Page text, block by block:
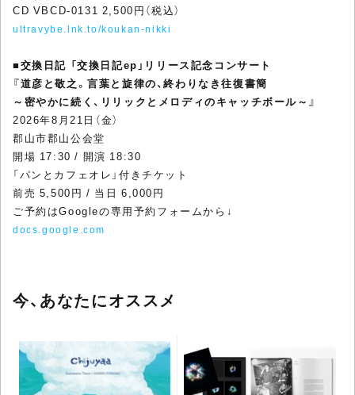
CD VBCD-0131 2,500円（税込）
ultravybe.lnk.to/koukan-nikki
■交換日記 「交換日記ep」リリース記念コンサート
『道彦と敬之。言葉と旋律の、終わりなき往復書簡
～密やかに続く、リリックとメロディのキャッチボール～』
2026年8月21日（金）
郡山市郡山公会堂
開場 17:30 / 開演 18:30
「パンとカフェオレ」付きチケット
前売 5,500円 / 当日 6,000円
ご予約はGoogleの専用予約フォームから↓
docs.google.com
今、あなたにオススメ